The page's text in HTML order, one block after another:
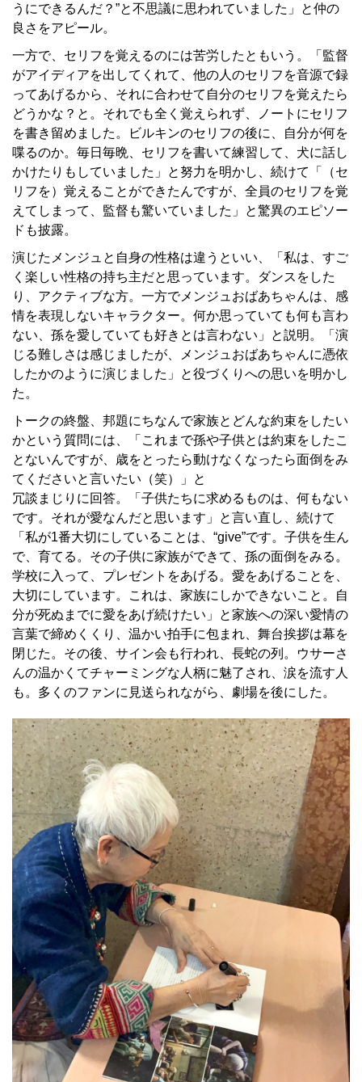
うにできるんだ？”と不思議に思われていました」と仲の
良さをアピール。
一方で、セリフを覚えるのには苦労したともいう。「監督
がアイディアを出してくれて、他の人のセリフを音源で録
ってあげるから、それに合わせて自分のセリフを覚えたら
どうかな？と。それでも全く覚えられず、ノートにセリフ
を書き留めました。ビルキンのセリフの後に、自分が何を
喋るのか。毎日毎晩、セリフを書いて練習して、犬に話し
かけたりもしていました」と努力を明かし、続けて「（セ
リフを）覚えることができたんですが、全員のセリフを覚
えてしまって、監督も驚いていました」と驚異のエピソー
ドも披露。
演じたメンジュと自身の性格は違うといい、「私は、すご
く楽しい性格の持ち主だと思っています。ダンスをした
り、アクティブな方。一方でメンジュおばあちゃんは、感
情を表現しないキャラクター。何か思っていても何も言わ
ない、孫を愛していても好きとは言わない」と説明。「演
じる難しさは感じましたが、メンジュおばあちゃんに憑依
したかのように演じました」と役づくりへの思いを明かし
た。
トークの終盤、邦題にちなんで家族とどんな約束をしたい
かという質問には、「これまで孫や子供とは約束をしたこ
とないんですが、歳をとったら動けなくなったら面倒をみ
てくださいと言いたい（笑）」と
冗談まじりに回答。「子供たちに求めるものは、何もない
です。それが愛なんだと思います」と言い直し、続けて
「私が1番大切にしていることは、“give”です。子供を生ん
で、育てる。その子供に家族ができて、孫の面倒をみる。
学校に入って、プレゼントをあげる。愛をあげることを、
大切にしています。これは、家族にしかできないこと。自
分が死ぬまでに愛をあげ続けたい」と家族への深い愛情の
言葉で締めくくり、温かい拍手に包まれ、舞台挨拶は幕を
閉じた。その後、サイン会も行われ、長蛇の列。ウサーさ
んの温かくてチャーミングな人柄に魅了され、涙を流す人
も。多くのファンに見送られながら、劇場を後にした。